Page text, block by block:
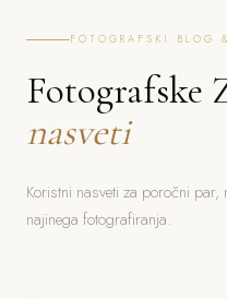
FOTOGRAFSKI BLOG
Fotografske
nasveti
Koristni nasveti za poročni
najinega fotografiranja.